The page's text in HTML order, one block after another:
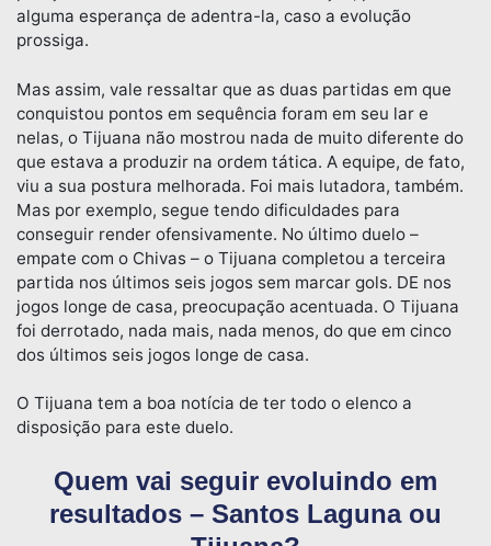
alguma esperança de adentra-la, caso a evolução
prossiga.
Mas assim, vale ressaltar que as duas partidas em que
conquistou pontos em sequência foram em seu lar e
nelas, o Tijuana não mostrou nada de muito diferente do
que estava a produzir na ordem tática. A equipe, de fato,
viu a sua postura melhorada. Foi mais lutadora, também.
Mas por exemplo, segue tendo dificuldades para
conseguir render ofensivamente. No último duelo –
empate com o Chivas – o Tijuana completou a terceira
partida nos últimos seis jogos sem marcar gols. DE nos
jogos longe de casa, preocupação acentuada. O Tijuana
foi derrotado, nada mais, nada menos, do que em cinco
dos últimos seis jogos longe de casa.
O Tijuana tem a boa notícia de ter todo o elenco a
disposição para este duelo.
Quem vai seguir evoluindo em
resultados – Santos Laguna ou